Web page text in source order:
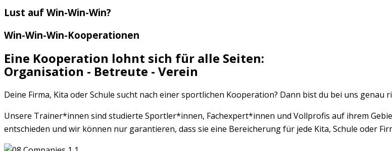
Lust auf Win-Win-Win?
Win-Win-Win-Kooperationen
Eine Kooperation lohnt sich für alle Seiten:
Organisation - Betreute - Verein
Deine Firma, Kita oder Schule sucht nach einer sportlichen Kooperation? Dann bist du bei uns
Unsere Trainer*innen sind studierte Sportler*innen, Fachexpert*innen und Vollprofis auf ihrem
entschieden und wir können nur garantieren, dass sie eine Bereicherung für jede Kita, Schule oder